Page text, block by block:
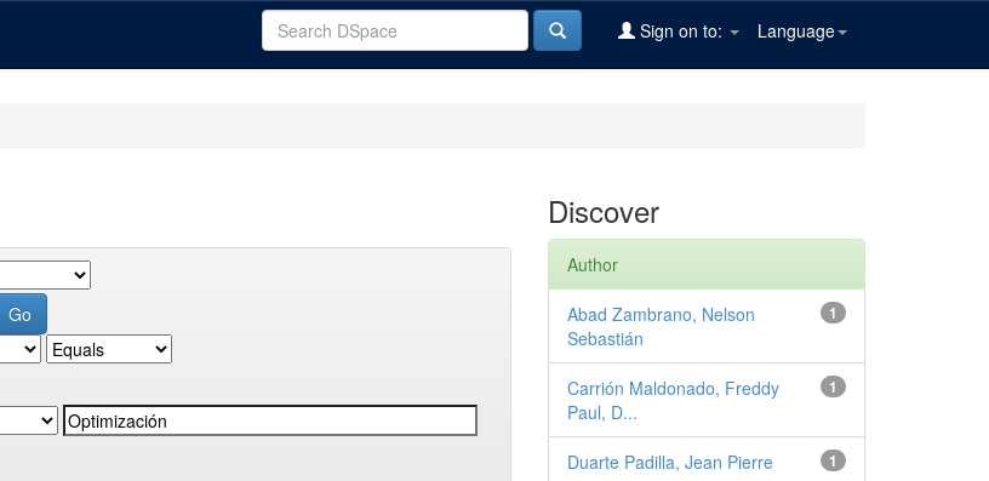
Language
Sign on to:
Discover
Author
1
Abad Zambrano, Nelson
Sebastián
1
Carrión Maldonado, Freddy
Paul, D...
1
Duarte Padilla, Jean Pierre